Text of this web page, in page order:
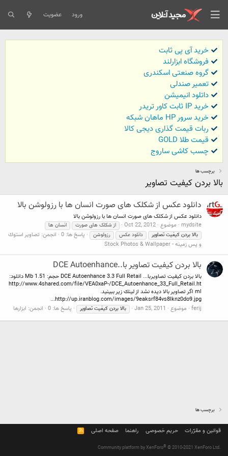
ورود عضویت
خرید آی پی ثابت
فروشگاه ابزارلند
گروه صنعتی اسکندری
تعمیر صندلی
داتلود انیمیشن
خرید IP ثابت کاور تریدر
خرید سرور HP ماهان شبکه
ربات قیمت گذاری دیجی کالا
قیمت طلا GOLD
چسب کاشی ساروج
برچسب ها
بالا بردن كيفيت تصاوير
دانلود عکس از شکلک های صورت انسان ها با رزولوشن بالا
دانلود عکس از شکلک های صورت انسان ها با رزولوشن بالا
mydsite موضوع Oct 22, 2012 از شکلک های صورت
انسان ها
بالا بردن كيفيت تصاوير دانلود عکس رزولوشن پاسخ ها: 0 انجمن: تصاوير استوك
و پس زمينه - Stock Photos & Wallpaper
بالا بردن كيفيت تصاوير با..DCE Autoenhance
بالا بردن كيفيت تصاويربا... DCE Autoenhance 3.3 Full Retail حجم: Mb 1.51 دانلود:
http://www.4shared.com/file/VEA0xaP-/DCE_Autoenhance_33_Full_Retail.ht
ml اگر تصاوير بالا ديده نشد از لينك زير ببينيد.
http://up.iranblog.com/images/9eaksrf84vs8lknz0do9.jpg...
ferij موضوع Jan 25, 2011 بالا بردن كيفيت تصاوير پاسخ ها: 0 انجمن: ابزارها
برچسب ها
قوانین و مقرّرات حریم خصوصی راهنما صفحه اصلی
R
S
Community platform by XenForo® © 2010-2021 XenForo Ltd.